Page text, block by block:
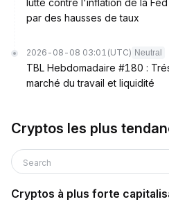
lutte contre l'inflation de la
par des hausses de taux
2026-08-08 03:01 (UTC) Neutral
TBL Hebdomadaire #180 :
marché du travail et liquidité
Cryptos les plus
Search
Cryptos à plus forte